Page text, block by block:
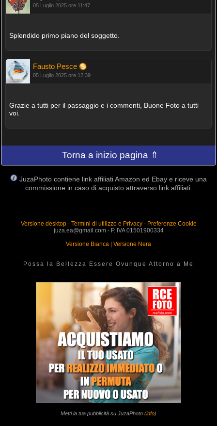
05 Luglio 2025 ore 11:47
Splendido primo piano del soggetto.
Fausto Pesce
05 Luglio 2025 ore 12:39
Grazie a tutti per il passaggio e i commenti, Buone Foto a tutti
voi.
Torna a inizio pagina ⇑
JuzaPhoto contiene link affiliati Amazon ed Ebay e riceve una
commissione in caso di acquisto attraverso link affiliati.
Versione desktop- Termini di utilizzo e Privacy- Preferenze Cookie
juza.ea@gmail.com - P. IVA 01501900334
Versione Bianca
Versione Nera
Possa la Bellezza Essere Ovunque Attorno a Me
Metti la tua pubblicità su JuzaPhoto (info)